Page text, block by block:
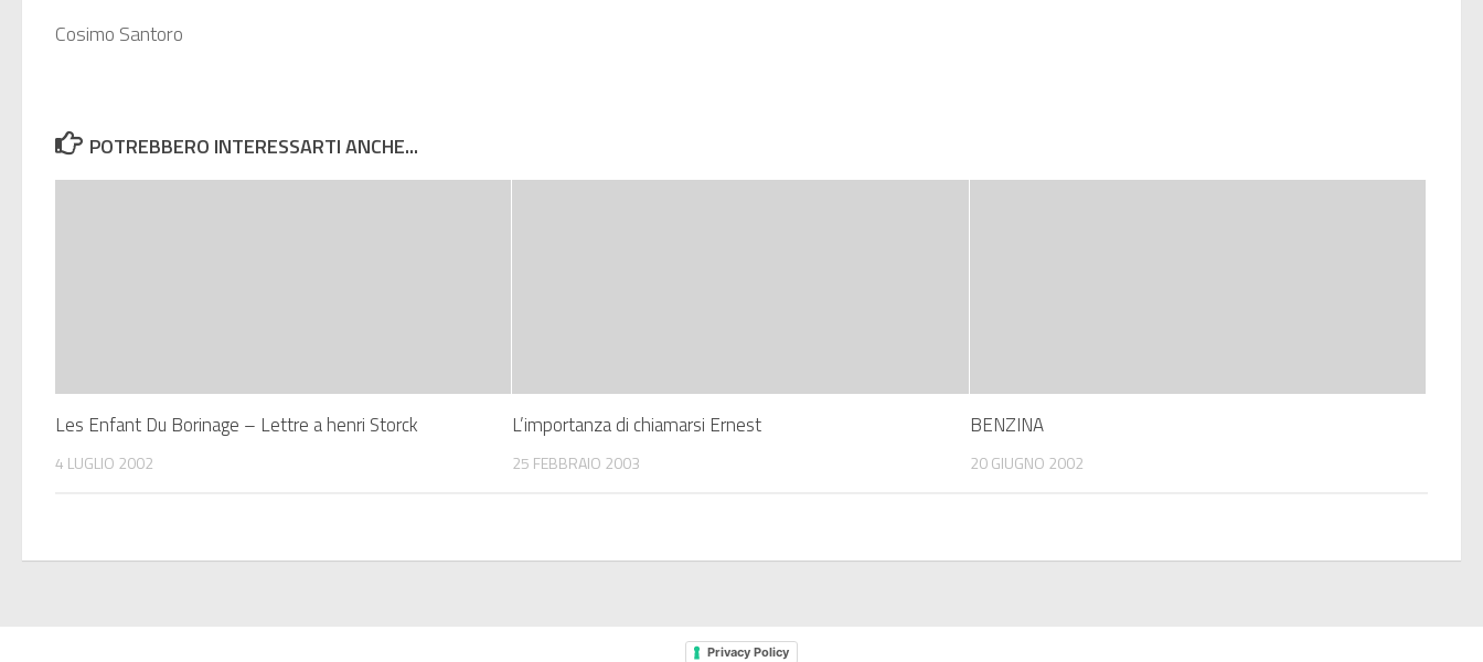
Cosimo Santoro
POTREBBERO INTERESSARTI ANCHE...
Les Enfant Du Borinage – Lettre a henri Storck
4 LUGLIO 2002
L’importanza di chiamarsi Ernest
25 FEBBRAIO 2003
BENZINA
20 GIUGNO 2002
Privacy Policy